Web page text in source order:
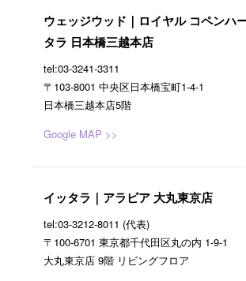
ウェッジウッド｜ロイヤル コペンハ
タラ 日本橋三越本店
tel:03-3241-3311
〒103-8001 中央区日本橋宝町1-4-1
日本橋三越本店5階
Google MAP >>
イッタラ｜アラビア 大丸東京店
tel:03-3212-8011 (代表)
〒100-6701 東京都千代田区丸の内 1-9-1
大丸東京店 9階 リビングフロア